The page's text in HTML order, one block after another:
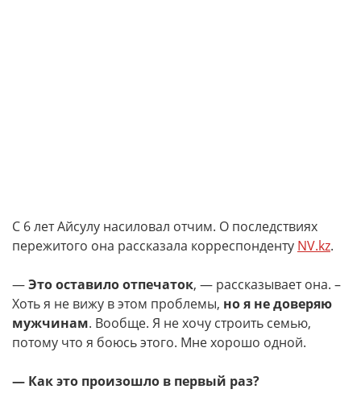
С 6 лет Айсулу насиловал отчим. О последствиях
пережитого она рассказала корреспонденту NV.kz.
—Это оставило отпечаток, — рассказывает она. –
Хоть я не вижу в этом проблемы, но я не доверяю
мужчинам. Вообще. Я не хочу строить семью,
потому что я боюсь этого. Мне хорошо одной.
— Как это произошло в первый раз?